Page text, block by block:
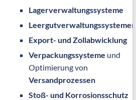
Lagerverwaltungssysteme
Leergutverwaltungssystemen
Export- und Zollabwicklung
Verpackungssysteme und
Optimierung von
Versandprozessen
Stoß- und Korrosionsschutz